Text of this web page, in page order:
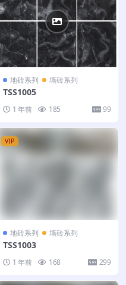
地砖系列 墙砖系列
TSS1005
1 年前 185 99
VIP
地砖系列 墙砖系列
TSS1003
1 年前 168 299